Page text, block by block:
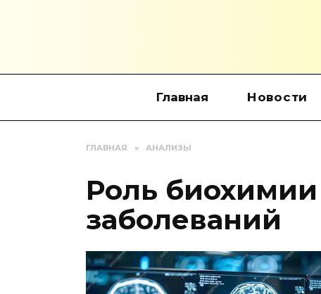
Главная Новости
ГЛАВНАЯ » АНАЛИЗЫ
Роль
заболеваний